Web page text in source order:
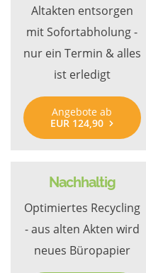
Altakten entsorgen
mit Sofortabholung -
nur ein Termin & alles
ist erledigt
Angebote ab
EUR 124,90
Nachhaltig
Optimiertes Recycling
- aus alten Akten wird
neues Büropapier